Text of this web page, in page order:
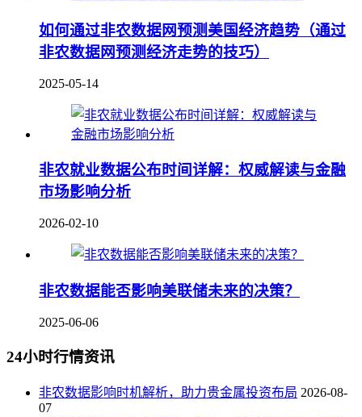
如何通过非农数据网预测美国经济趋势（通过
非农数据网预测经济走势的技巧）
2025-05-14
非农就业数据公布时间详解：权威解读与金融
市场影响分析
2026-02-10
非农数据能否影响美联储未来的决策？
2025-06-06
24小时行情资讯
非农数据影响时机解析，助力贵金属投资布局 2026-08-
07